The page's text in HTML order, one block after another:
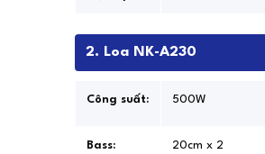
2. Loa NK-A230
Công suất: 500W
Bass: 20cm x 2